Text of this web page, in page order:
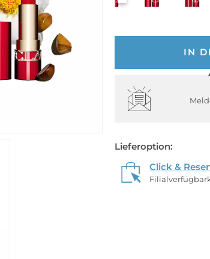
IN
Lieferoption:
Click &